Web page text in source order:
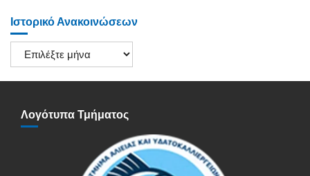
Ιστορικό Ανακοινώσεων
Ιστορικό
Ανακοινώσεων
Λογότυπα Τμήματος